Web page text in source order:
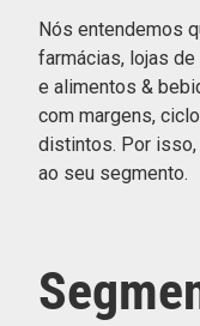
Nós entendemos
farmácias, lojas
e alimentos &
com margens,
distintos. Por
ao seu segmento.